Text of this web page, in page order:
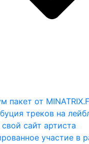
пакет от
треков на
сайт артиста
участие в